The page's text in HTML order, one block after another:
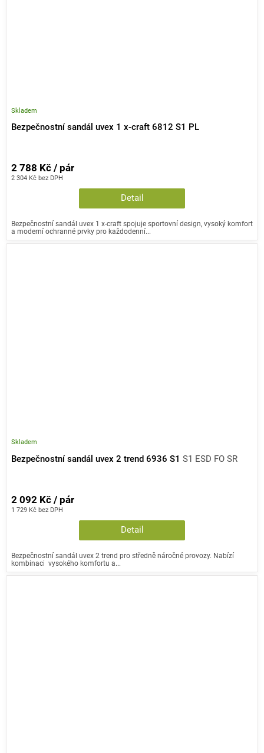
Bezpečnostní sandál uvex 1 x-craft 6812 S1 PL
Skladem
2 304 Kč bez DPH
2 788 Kč / pár
Detail
Bezpečnostní sandál uvex 1 x-craft spojuje sportovní design, vysoký komfort
a moderní ochranné prvky pro každodenní...
Bezpečnostní sandál uvex 2 trend 6936 S1 S1 ESD FO SR
Skladem
1 729 Kč bez DPH
2 092 Kč / pár
Detail
Bezpečnostní sandál uvex 2 trend pro středně náročné provozy. Nabízí
kombinaci vysokého komfortu a...